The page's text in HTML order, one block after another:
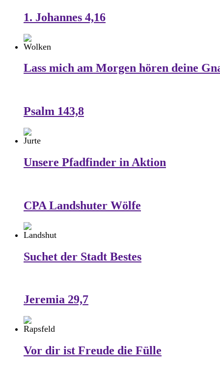
1. Johannes 4,16
Lass mich am Morgen hören deine
Psalm 143,8
Unsere Pfadfinder in Aktion
CPA Landshuter Wölfe
Suchet der Stadt Bestes
Jeremia 29,7
Vor dir ist Freude die Fülle